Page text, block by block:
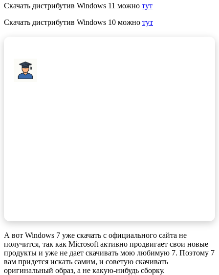
Скачать дистрибутив Windows 11 можно тут
Скачать дистрибутив Windows 10 можно тут
А вот Windows 7 уже скачать с официального сайта не
получится, так как Microsoft активно продвигает свои новые
продукты и уже не дает скачивать мою любимую 7. Поэтому 7
вам придется искать самим, и советую скачивать
оригинальный образ, а не какую-нибудь сборку.